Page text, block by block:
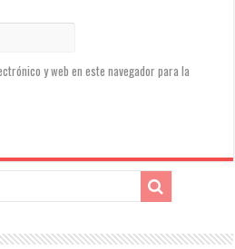
y web en este navegador para la